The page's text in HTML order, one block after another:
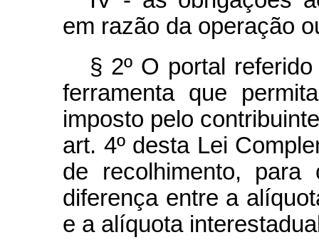
em razão da operação
§ 2º O portal
ferramenta que
imposto pelo
art. 4º desta Lei
de recolhimento,
diferença entre a
e a alíquota